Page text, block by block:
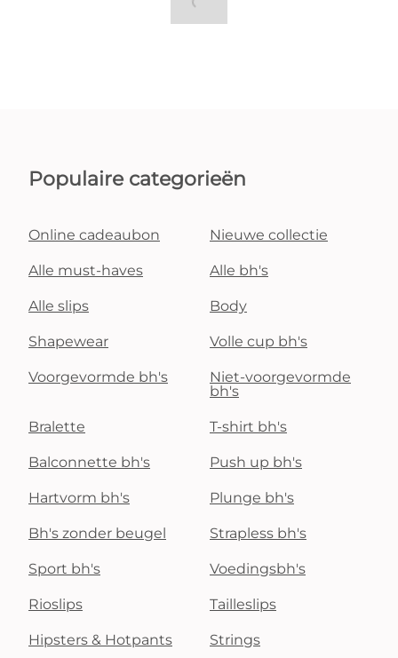
Populaire categorieën
Online cadeaubon Nieuwe collectie
Alle must-haves Alle bh's
Alle slips Body
Shapewear Volle cup bh's
Voorgevormde bh's
Niet-voorgevormde
bh's
Bralette T-shirt bh's
Balconnette bh's Push up bh's
Hartvorm bh's Plunge bh's
Bh's zonder beugel Strapless bh's
Sport bh's Voedingsbh's
Rioslips Tailleslips
Hipsters & Hotpants Strings